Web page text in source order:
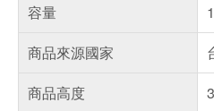
容量
商品來源國家
商品高度